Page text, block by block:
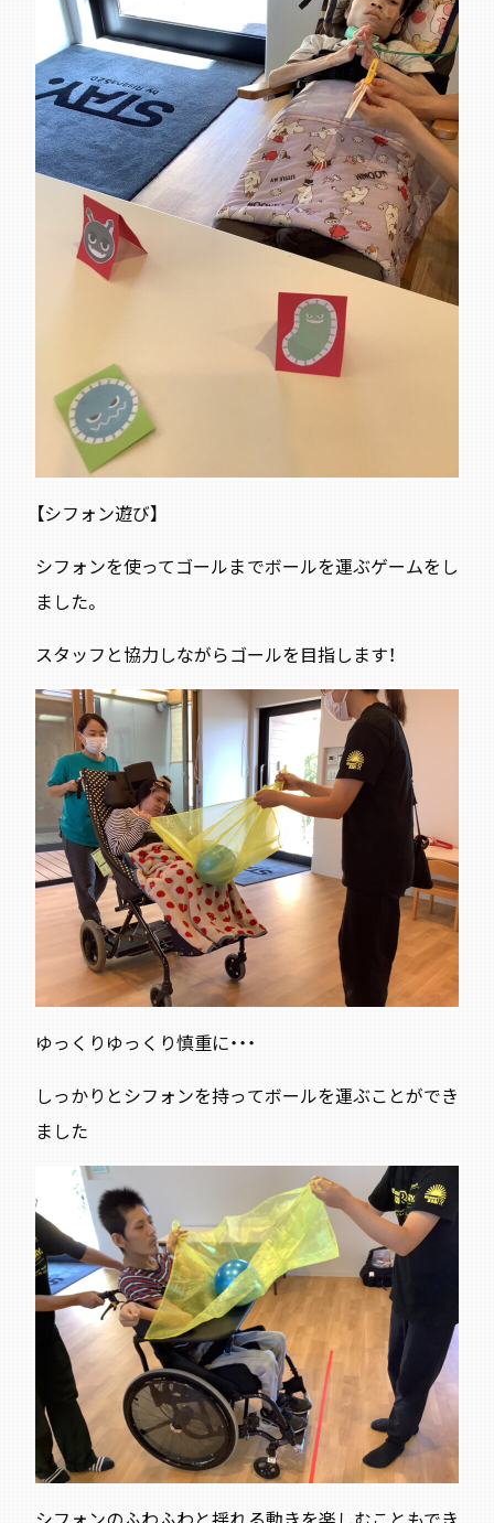
【シフォン遊び】
シフォンを使ってゴールまでボールを運ぶゲームをし
ました。
スタッフと協力しながらゴールを目指します！
ゆっくりゆっくり慎重に・・・
しっかりとシフォンを持ってボールを運ぶことができ
ました